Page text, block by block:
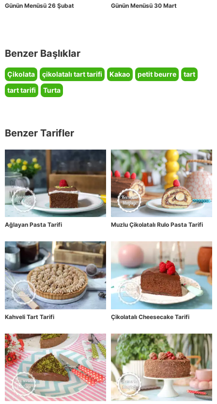
Günün Menüsü 26 Şubat Günün Menüsü 30 Mart
Benzer Başlıklar
Çikolata çikolatalı tart tarifi Kakao petit beurre
tart
tart tarifi
Turta
Benzer Tarifler
Ağlayan Pasta Tarifi Muzlu Çikolatalı Rulo Pasta Tarifi
Kahveli Tart Tarifi Çikolatalı Cheesecake Tarifi